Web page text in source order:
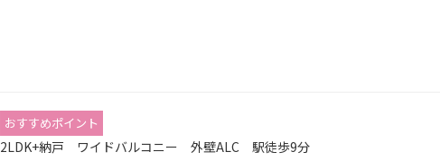
おすすめポイント
2LDK+納戸 ワイドバルコニー 外壁ALC 駅徒歩9分